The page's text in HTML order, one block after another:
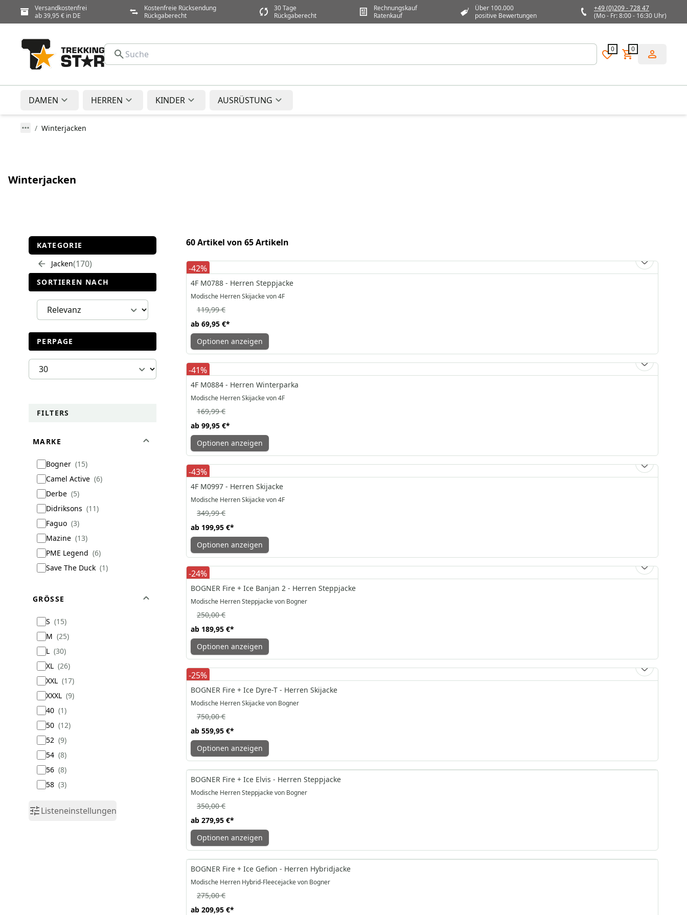
Versandkostenfrei
ab 39,95 € in DE
Kostenfreie Rücksendung
Rückgaberecht
30 Tage
Rückgaberecht
Rechnungskauf
Ratenkauf
Über 100.000
positive Bewertungen
+49 (0)209 - 728 47
(Mo - Fr: 8:00 - 16:30 Uhr)
0 0
DAMEN HERREN KINDER AUSRÜSTUNG
Winterjacken
Winterjacken
KATEGORIE
Jacken 170
SORTIEREN NACH
PERPAGE
FILTERS
MARKE
Bogner
15
Camel Active
6
Derbe
5
Didriksons
11
Faguo
3
Mazine
13
PME Legend
6
Save The Duck
1
GRÖSSE
S
15
M
25
L
30
XL
26
XXL
17
XXXL
9
40
1
50
12
52
9
54
8
56
8
58
3
Listeneinstellungen
60 Artikel von 65 Artikeln
-42%
4F M0788 - Herren Steppjacke
Modische Herren Skijacke von 4F
ab 69,95 €*
119,99 €
Optionen anzeigen
-41%
4F M0884 - Herren Winterparka
Modische Herren Skijacke von 4F
ab 99,95 €*
169,99 €
Optionen anzeigen
-43%
4F M0997 - Herren Skijacke
Modische Herren Skijacke von 4F
ab 199,95 €*
349,99 €
Optionen anzeigen
-24%
BOGNER Fire + Ice Banjan 2 - Herren Steppjacke
Modische Herren Steppjacke von Bogner
ab 189,95 €*
250,00 €
Optionen anzeigen
-25%
BOGNER Fire + Ice Dyre-T - Herren Skijacke
Modische Herren Skijacke von Bogner
ab 559,95 €*
750,00 €
Optionen anzeigen
-20%
BOGNER Fire + Ice Elvis - Herren Steppjacke
Modische Herren Steppjacke von Bogner
ab 279,95 €*
350,00 €
Optionen anzeigen
-24%
BOGNER Fire + Ice Gefion - Herren Hybridjacke
Modische Herren Hybrid-Fleecejacke von Bogner
ab 209,95 €*
275,00 €